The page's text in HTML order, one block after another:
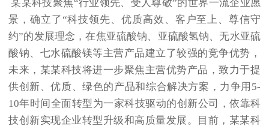
某某科技聚焦“行业领先、受人尊敬”的世界一流企业愿
景，确立了“科技领先、优质高效、客户至上、尊信守
约”的发展理念，在焦亚硫酸钠、亚硫酸氢钠、无水亚硫
酸钠、七水硫酸镁等主营产品建立了较强的竞争优势，
未来，某某科技将进一步聚焦主营优势产品，致力于提
供创新、优质、绿色的产品和综合解决方案，力争用5-
10年时间全面转型为一家科技驱动的创新公司，依靠科
技创新实现企业转型升级和高质量发展。目前，某某科